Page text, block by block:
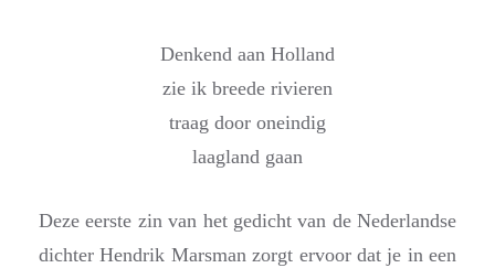
Denkend aan Holland
zie ik breede rivieren
traag door oneindig
laagland gaan
Deze eerste zin van het gedicht van de Nederlandse
dichter Hendrik Marsman zorgt ervoor dat je in een